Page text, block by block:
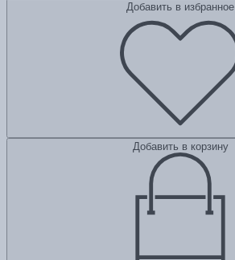
Добавить в избранное
Добавить в корзину